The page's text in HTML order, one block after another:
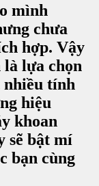
mình
chưa
hợp. Vậy
lựa chọn
nhiều tính
hiệu
khoan
sẽ bật mí
bạn cùng